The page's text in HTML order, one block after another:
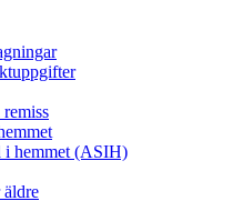
i hemmet (ASIH)
äldre